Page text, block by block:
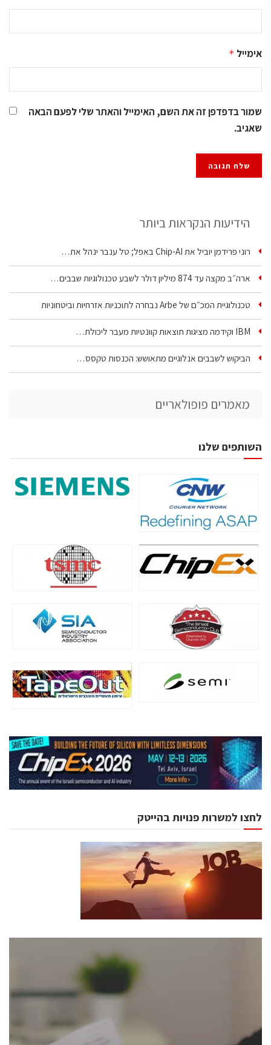
אימייל *
שמור בדפדפן זה את השם, האימייל והאתר שלי לפעם הבאה
שאגיב.
הידיעות הנקראות ביותר
רוני פרידמן יוביל את Chip‑AI באפל; טל ענבר ינהל את…
ארה״ב מקצה עד 874 מיליון דולר לשבע טכנולוגיות שבבים…
טכנולוגיית המכ״ם של Arbe נבחרה לתוכניות אזרחיות וביטחוניות
IBM וקידמה מציגות תוצאות קוונטיות מעבר ליכולת…
הביקוש לשבבים אנלוגיים מתאושש: הכנסות טקסס…
מאמרים פופולאריים
השותפים שלנו
לחצו למשרות פנויות בהייטק
כנסים ואירועים
לכל העוסקים בתעשיית הסמיקונדקטור כולל מהנדסים,